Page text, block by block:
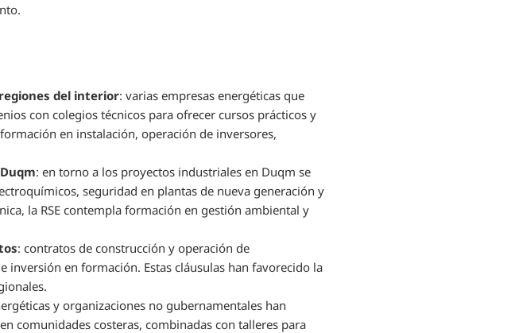
del interior: varias empresas energéticas que
con colegios técnicos para ofrecer cursos prácticos y
en instalación, operación de inversores,
: en torno a los proyectos industriales en Duqm se
seguridad en plantas de nueva generación y
la RSE contempla formación en gestión ambiental y
: contratos de construcción y operación de
en formación. Estas cláusulas han favorecido la
y organizaciones no gubernamentales han
comunidades costeras, combinadas con talleres para